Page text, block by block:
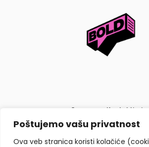
Poštujemo vašu privatnost
Ova veb stranica koristi kolačiće
O nama Kontaktiraj
Politika privatnosti i